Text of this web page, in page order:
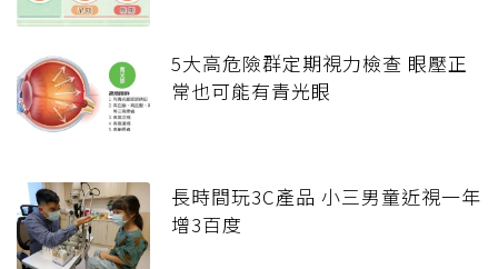
5大高危險群定期視力檢查 眼壓正
常也可能有青光眼
長時間玩3C產品 小三男童近視一年
增3百度